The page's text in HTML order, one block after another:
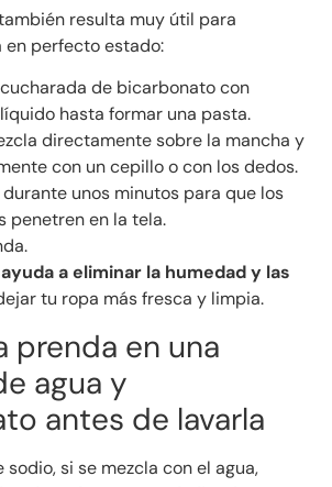
resulta muy útil para
perfecto estado:
de bicarbonato con
hasta formar una pasta.
directamente sobre la mancha y
con un cepillo o con los dedos.
unos minutos para que los
penetren en la tela.
ayuda a eliminar la humedad y las
tu ropa más fresca y limpia.
prenda en una
agua y
antes de lavarla
si se mezcla con el agua,